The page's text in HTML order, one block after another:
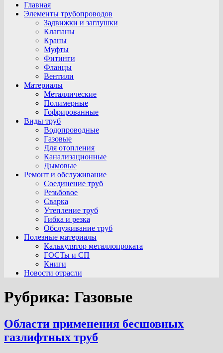
Главная
Элементы трубопроводов
Задвижки и заглушки
Клапаны
Краны
Муфты
Фитинги
Фланцы
Вентили
Материалы
Металлические
Полимерные
Гофрированные
Виды труб
Водопроводные
Газовые
Для отопления
Канализационные
Дымовые
Ремонт и обслуживание
Соединение труб
Резьбовое
Сварка
Утепление труб
Гибка и резка
Обслуживание труб
Полезные материалы
Калькулятор металлопроката
ГОСТы и СП
Книги
Новости отрасли
Рубрика: Газовые
Области применения бесшовных
газлифтных труб